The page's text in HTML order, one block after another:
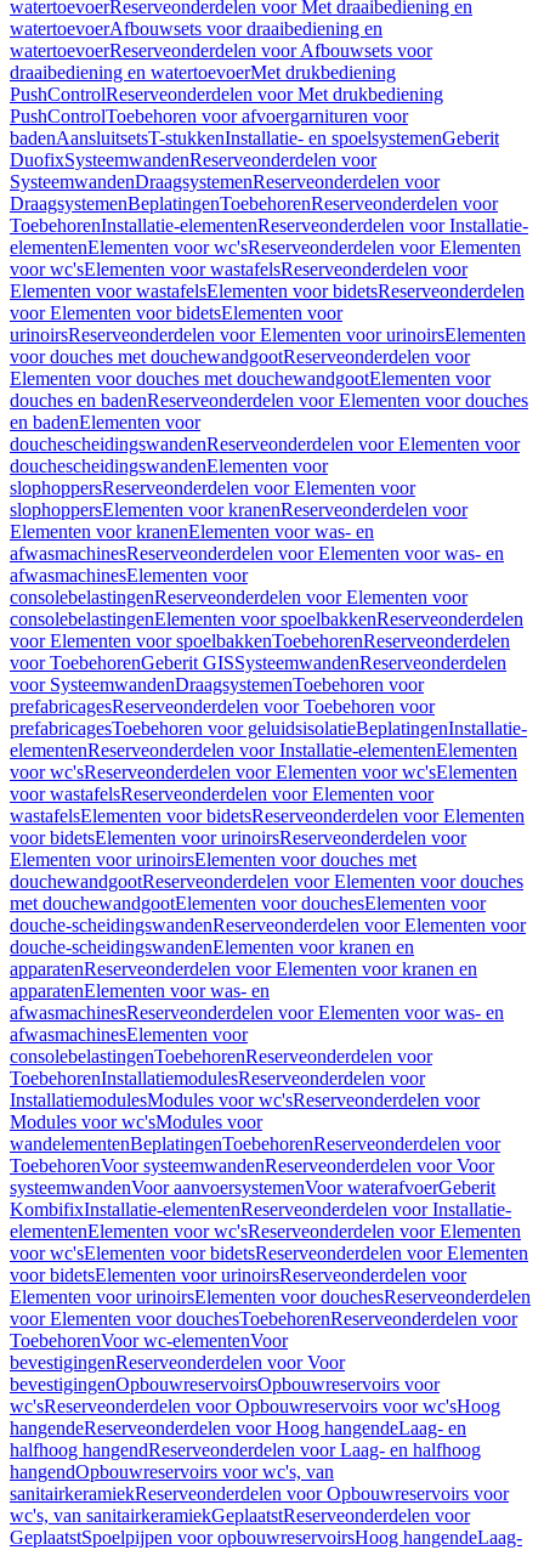
watertoevoerReserveonderdelen voor Met draaibediening en
watertoevoerAfbouwsets voor draaibediening en
watertoevoerReserveonderdelen voor Afbouwsets voor
draaibediening en watertoevoerMet drukbediening
PushControlReserveonderdelen voor Met drukbediening
PushControlToebehoren voor afvoergarnituren voor
badenAansluitsetsT-stukkenInstallatie- en spoelsystemenGeberit
DuofixSysteemwandenReserveonderdelen voor
SysteemwandenDraagsystemenReserveonderdelen voor
DraagsystemenBeplatingenToebehorenReserveonderdelen voor
ToebehorenInstallatie-elementenReserveonderdelen voor Installatie-
elementenElementen voor wc'sReserveonderdelen voor Elementen
voor wc'sElementen voor wastafelsReserveonderdelen voor
Elementen voor wastafelsElementen voor bidetsReserveonderdelen
voor Elementen voor bidetsElementen voor
urinoirsReserveonderdelen voor Elementen voor urinoirsElementen
voor douches met douchewandgootReserveonderdelen voor
Elementen voor douches met douchewandgootElementen voor
douches en badenReserveonderdelen voor Elementen voor douches
en badenElementen voor
douchescheidingswandenReserveonderdelen voor Elementen voor
douchescheidingswandenElementen voor
slophoppersReserveonderdelen voor Elementen voor
slophoppersElementen voor kranenReserveonderdelen voor
Elementen voor kranenElementen voor was- en
afwasmachinesReserveonderdelen voor Elementen voor was- en
afwasmachinesElementen voor
consolebelastingenReserveonderdelen voor Elementen voor
consolebelastingenElementen voor spoelbakkenReserveonderdelen
voor Elementen voor spoelbakkenToebehorenReserveonderdelen
voor ToebehorenGeberit GISSysteemwandenReserveonderdelen
voor SysteemwandenDraagsystemenToebehoren voor
prefabricagesReserveonderdelen voor Toebehoren voor
prefabricagesToebehoren voor geluidsisolatieBeplatingenInstallatie-
elementenReserveonderdelen voor Installatie-elementenElementen
voor wc'sReserveonderdelen voor Elementen voor wc'sElementen
voor wastafelsReserveonderdelen voor Elementen voor
wastafelsElementen voor bidetsReserveonderdelen voor Elementen
voor bidetsElementen voor urinoirsReserveonderdelen voor
Elementen voor urinoirsElementen voor douches met
douchewandgootReserveonderdelen voor Elementen voor douches
met douchewandgootElementen voor douchesElementen voor
douche-scheidingswandenReserveonderdelen voor Elementen voor
douche-scheidingswandenElementen voor kranen en
apparatenReserveonderdelen voor Elementen voor kranen en
apparatenElementen voor was- en
afwasmachinesReserveonderdelen voor Elementen voor was- en
afwasmachinesElementen voor
consolebelastingenToebehorenReserveonderdelen voor
ToebehorenInstallatiemodulesReserveonderdelen voor
InstallatiemodulesModules voor wc'sReserveonderdelen voor
Modules voor wc'sModules voor
wandelementenBeplatingenToebehorenReserveonderdelen voor
ToebehorenVoor systeemwandenReserveonderdelen voor Voor
systeemwandenVoor aanvoersystemenVoor waterafvoerGeberit
KombifixInstallatie-elementenReserveonderdelen voor Installatie-
elementenElementen voor wc'sReserveonderdelen voor Elementen
voor wc'sElementen voor bidetsReserveonderdelen voor Elementen
voor bidetsElementen voor urinoirsReserveonderdelen voor
Elementen voor urinoirsElementen voor douchesReserveonderdelen
voor Elementen voor douchesToebehorenReserveonderdelen voor
ToebehorenVoor wc-elementenVoor
bevestigingenReserveonderdelen voor Voor
bevestigingenOpbouwreservoirsOpbouwreservoirs voor
wc'sReserveonderdelen voor Opbouwreservoirs voor wc'sHoog
hangendeReserveonderdelen voor Hoog hangendeLaag- en
halfhoog hangendReserveonderdelen voor Laag- en halfhoog
hangendOpbouwreservoirs voor wc's, van
sanitairkeramiekReserveonderdelen voor Opbouwreservoirs voor
wc's, van sanitairkeramiekGeplaatstReserveonderdelen voor
GeplaatstSpoelpijpen voor opbouwreservoirsHoog hangendeLaag-